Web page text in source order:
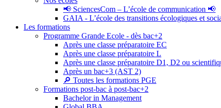
📢 SciencesCom – L’école de communication 📢
GAIA - L’école des transitions écologiques et
Les formations
Programme Grande Ecole - dès bac+2
Après une classe préparatoire EC
Après une classe préparatoire L
Après une classe préparatoire D1, D2 ou
Après un bac+3 (AST 2)
🔎 Toutes les formations PGE
Formations post-bac à post-bac+2
Bachelor in Management